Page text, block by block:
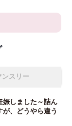
ンスリー
娠しました～詰ん
、どうやら違う